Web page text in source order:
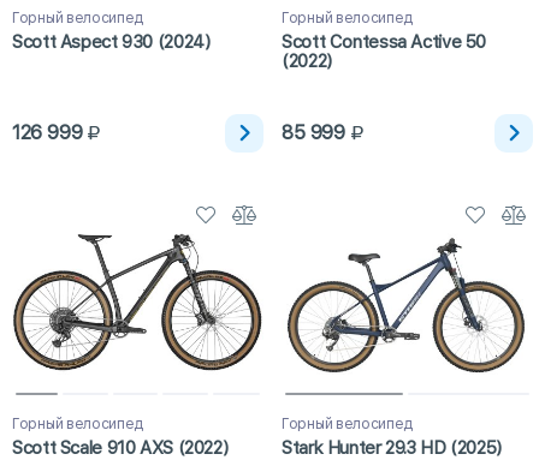
Горный велосипед
Scott Aspect 930 (2024)
126 999
Горный велосипед
Scott Contessa Active 50
(2022)
85 999
Горный велосипед
Scott Scale 910 AXS (2022)
Горный велосипед
Stark Hunter 29.3 HD (2025)